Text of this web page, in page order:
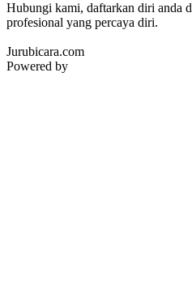
Hubungi kami, daftarkan diri anda
profesional yang percaya diri.
Jurubicara.com
Powered by